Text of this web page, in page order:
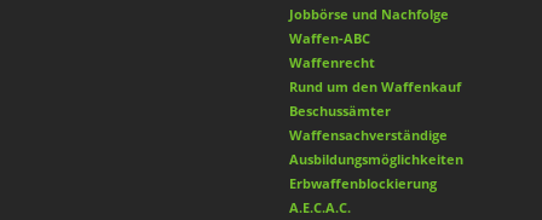
Jobbörse und Nachfolge
Waffen-ABC
Waffenrecht
Rund um den Waffenkauf
Beschussämter
Waffensachverständige
Ausbildungsmöglichkeiten
Erbwaffenblockierung
A.E.C.A.C.